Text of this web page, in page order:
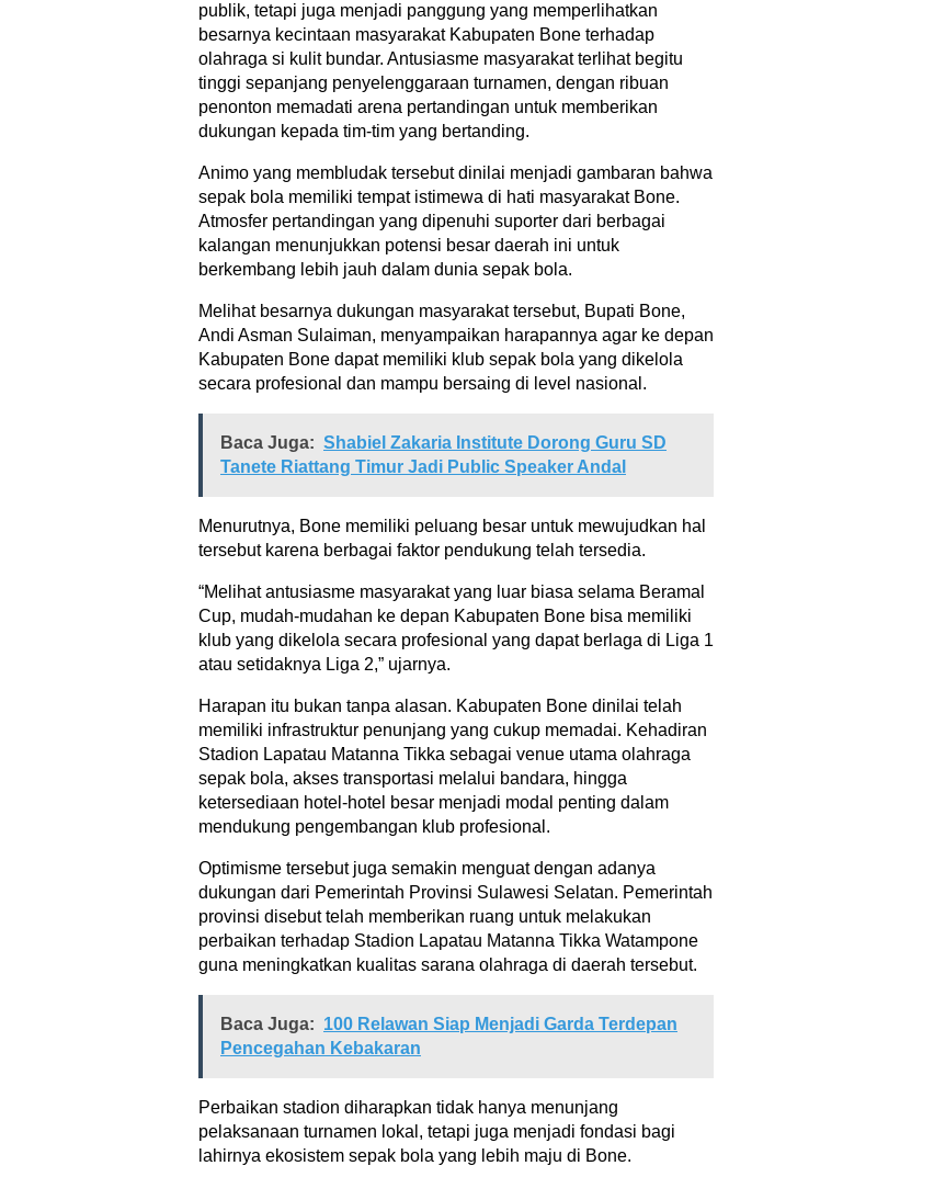
publik, tetapi juga menjadi panggung yang memperlihatkan
besarnya kecintaan masyarakat Kabupaten Bone terhadap
olahraga si kulit bundar. Antusiasme masyarakat terlihat begitu
tinggi sepanjang penyelenggaraan turnamen, dengan ribuan
penonton memadati arena pertandingan untuk memberikan
dukungan kepada tim-tim yang bertanding.
Animo yang membludak tersebut dinilai menjadi gambaran bahwa
sepak bola memiliki tempat istimewa di hati masyarakat Bone.
Atmosfer pertandingan yang dipenuhi suporter dari berbagai
kalangan menunjukkan potensi besar daerah ini untuk
berkembang lebih jauh dalam dunia sepak bola.
Melihat besarnya dukungan masyarakat tersebut, Bupati Bone,
Andi Asman Sulaiman, menyampaikan harapannya agar ke depan
Kabupaten Bone dapat memiliki klub sepak bola yang dikelola
secara profesional dan mampu bersaing di level nasional.
Baca Juga: Shabiel Zakaria Institute Dorong Guru SD
Tanete Riattang Timur Jadi Public Speaker Andal
Menurutnya, Bone memiliki peluang besar untuk mewujudkan hal
tersebut karena berbagai faktor pendukung telah tersedia.
“Melihat antusiasme masyarakat yang luar biasa selama Beramal
Cup, mudah-mudahan ke depan Kabupaten Bone bisa memiliki
klub yang dikelola secara profesional yang dapat berlaga di Liga 1
atau setidaknya Liga 2,” ujarnya.
Harapan itu bukan tanpa alasan. Kabupaten Bone dinilai telah
memiliki infrastruktur penunjang yang cukup memadai. Kehadiran
Stadion Lapatau Matanna Tikka sebagai venue utama olahraga
sepak bola, akses transportasi melalui bandara, hingga
ketersediaan hotel-hotel besar menjadi modal penting dalam
mendukung pengembangan klub profesional.
Optimisme tersebut juga semakin menguat dengan adanya
dukungan dari Pemerintah Provinsi Sulawesi Selatan. Pemerintah
provinsi disebut telah memberikan ruang untuk melakukan
perbaikan terhadap Stadion Lapatau Matanna Tikka Watampone
guna meningkatkan kualitas sarana olahraga di daerah tersebut.
Baca Juga: 100 Relawan Siap Menjadi Garda Terdepan
Pencegahan Kebakaran
Perbaikan stadion diharapkan tidak hanya menunjang
pelaksanaan turnamen lokal, tetapi juga menjadi fondasi bagi
lahirnya ekosistem sepak bola yang lebih maju di Bone.